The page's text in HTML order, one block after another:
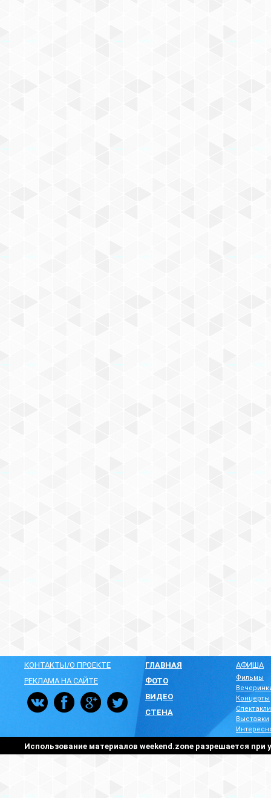
КОНТАКТЫ/О ПРОЕКТЕ
РЕКЛАМА НА САЙТЕ
ГЛАВНАЯ
ФОТО
ВИДЕО
СТЕНА
АФИША
Фильмы
Концерты
Спектакли
Выставки
Использование материалов weekend.zone разрешается